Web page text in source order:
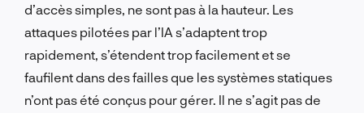
d’accès simples, ne sont pas à la hauteur. Les
attaques pilotées par l’IA s’adaptent trop
rapidement, s’étendent trop facilement et se
faufilent dans des failles que les systèmes statiques
n’ont pas été conçus pour gérer. Il ne s’agit pas de